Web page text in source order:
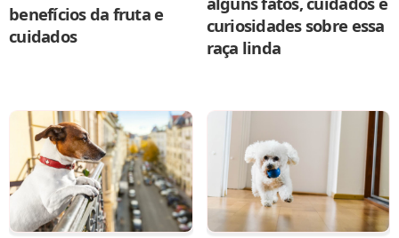
benefícios da fruta e
cuidados
curiosidades sobre essa
raça linda